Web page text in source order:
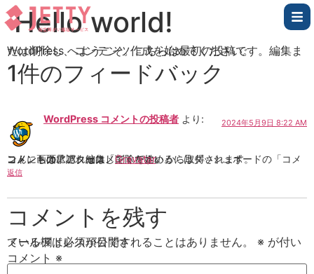
Hello world!
WordPress へようこそ。こちらは最初の投稿です。編集または削除し、コンテンツ作成を始めてください。
1件のフィードバック
WordPress コメントの投稿者 より: 2024年5月9日 8:22 AM
こんにちは、これはコメントです。
コメントの承認、編集、削除を始めるにはダッシュボードの「コメント」画面にアクセスしてください。
コメントのアバターは「Gravatar」から取得されます。
返信
コメントを残す
メールアドレスが公開されることはありません。 ※
が付いている欄は必須項目です
コメント ※